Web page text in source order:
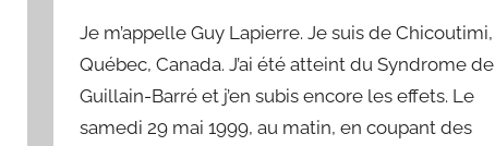
F
r
Je m’appelle Guy Lapierre. Je suis de Chicoutimi,
Québec, Canada. J’ai été atteint du Syndrome de
Guillain-Barré et j’en subis encore les effets. Le
samedi 29 mai 1999, au matin, en coupant des